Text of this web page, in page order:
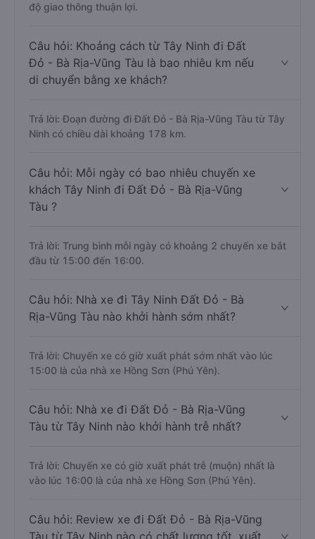
độ giao thông thuận lợi.
Câu hỏi: Khoảng cách từ Tây Ninh đi Đất
Đỏ - Bà Rịa-Vũng Tàu là bao nhiêu km nếu
di chuyển bằng xe khách?
Trả lời: Đoạn đường đi Đất Đỏ - Bà Rịa-Vũng Tàu từ Tây
Ninh có chiều dài khoảng 178 km.
Câu hỏi: Mỗi ngày có bao nhiêu chuyến xe
khách Tây Ninh đi Đất Đỏ - Bà Rịa-Vũng
Tàu ?
Trả lời: Trung bình mỗi ngày có khoảng 2 chuyến xe bắt
đầu từ 15:00 đến 16:00.
Câu hỏi: Nhà xe đi Tây Ninh Đất Đỏ - Bà
Rịa-Vũng Tàu nào khởi hành sớm nhất?
Trả lời: Chuyến xe có giờ xuất phát sớm nhất vào lúc
15:00 là của nhà xe Hồng Sơn (Phú Yên).
Câu hỏi: Nhà xe đi Đất Đỏ - Bà Rịa-Vũng
Tàu từ Tây Ninh nào khởi hành trễ nhất?
Trả lời: Chuyến xe có giờ xuất phát trễ (muộn) nhất là
vào lúc 16:00 là của nhà xe Hồng Sơn (Phú Yên).
Câu hỏi: Review xe đi Đất Đỏ - Bà Rịa-Vũng
Tàu từ Tây Ninh nào có chất lượng tốt, xuất